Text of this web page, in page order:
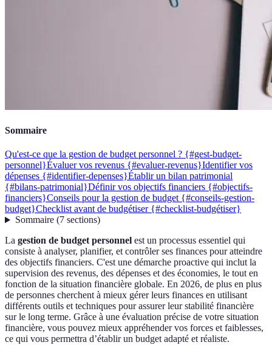
Sommaire
Qu'est-ce que la gestion de budget personnel ? {#gest-budget-
personnel}Évaluer vos revenus {#evaluer-revenus}Identifier vos
dépenses {#identifier-depenses}Établir un bilan patrimonial
{#bilans-patrimonial}Définir vos objectifs financiers {#objectifs-
financiers}Conseils pour la gestion de budget {#conseils-gestion-
budget}Checklist avant de budgétiser {#checklist-budgétiser}
Sommaire(7 sections)
La gestion de budget personnel est un processus essentiel qui
consiste à analyser, planifier, et contrôler ses finances pour atteindre
des objectifs financiers. C'est une démarche proactive qui inclut la
supervision des revenus, des dépenses et des économies, le tout en
fonction de la situation financière globale. En 2026, de plus en plus
de personnes cherchent à mieux gérer leurs finances en utilisant
différents outils et techniques pour assurer leur stabilité financière
sur le long terme. Grâce à une évaluation précise de votre situation
financière, vous pouvez mieux appréhender vos forces et faiblesses,
ce qui vous permettra d’établir un budget adapté et réaliste.